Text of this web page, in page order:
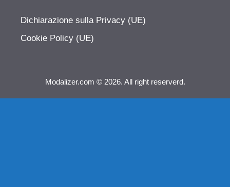
Dichiarazione sulla Privacy (UE)
Cookie Policy (UE)
Modalizer.com © 2026. All right reserverd.